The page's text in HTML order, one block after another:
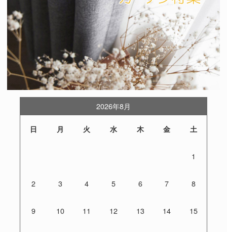
2026年8月
日 月 火 水 木 金 土
1
2 3 4 5 6 7 8
9 10 11 12 13 14 15